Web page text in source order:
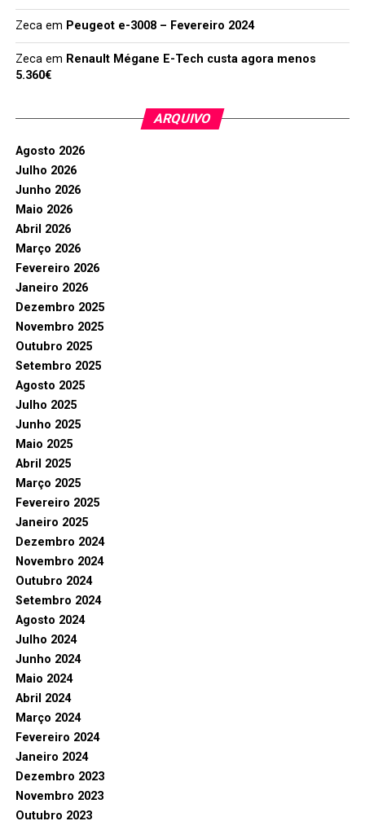
Zecaem Peugeot e-3008 – Fevereiro 2024
Zecaem Renault Mégane E-Tech custa agora menos
5.360€
ARQUIVO
Agosto 2026
Julho 2026
Junho 2026
Maio 2026
Abril 2026
Março 2026
Fevereiro 2026
Janeiro 2026
Dezembro 2025
Novembro 2025
Outubro 2025
Setembro 2025
Agosto 2025
Julho 2025
Junho 2025
Maio 2025
Abril 2025
Março 2025
Fevereiro 2025
Janeiro 2025
Dezembro 2024
Novembro 2024
Outubro 2024
Setembro 2024
Agosto 2024
Julho 2024
Junho 2024
Maio 2024
Abril 2024
Março 2024
Fevereiro 2024
Janeiro 2024
Dezembro 2023
Novembro 2023
Outubro 2023